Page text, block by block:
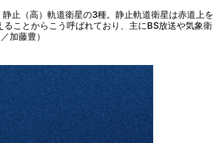
止（高）軌道衛星の3種。静止軌道衛星は赤道上を
ことからこう呼ばれており、主にBS放送や気象衛
加藤豊）